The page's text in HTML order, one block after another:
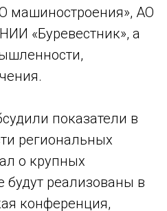
машиностроения», АО
«Буревестник», а
показатели в
региональных
о крупных
реализованы в
конференция,